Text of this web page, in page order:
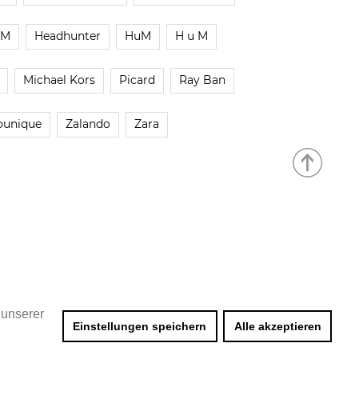
Einstellungen speichern Alle akzeptieren
Headhunter HuM H u M
Michael Kors Picard Ray Ban
Zalando Zara